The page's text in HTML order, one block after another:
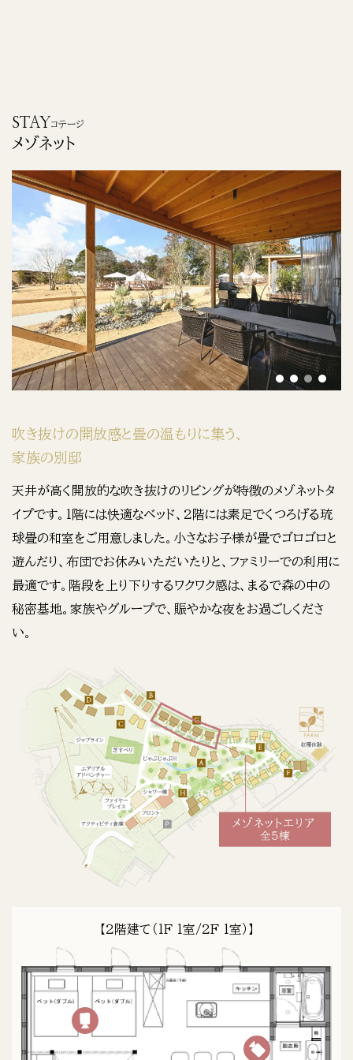
STAY コテージ
メゾネット
吹き抜けの開放感と畳の温もりに集う、
家族の別邸
天井が高く開放的な吹き抜けのリビングが特徴のメゾネットタ
イプです。1階には快適なベッド、2階には素足でくつろげる琉
球畳の和室をご用意しました。小さなお子様が畳でゴロゴロと
遊んだり、布団でお休みいただいたりと、ファミリーでの利用に
最適です。階段を上り下りするワクワク感は、まるで森の中の
秘密基地。家族やグループで、賑やかな夜をお過ごしくださ
い。
【2階建て（1F 1室/2F 1室）】